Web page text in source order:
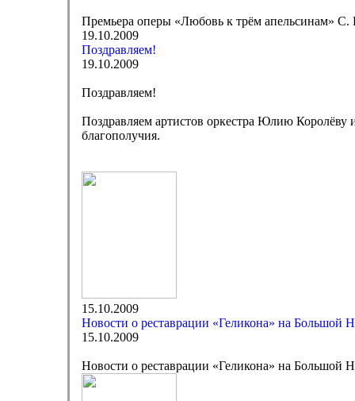
Премьера оперы «Любовь к трём апельсинам» С.
19.10.2009
Поздравляем!
19.10.2009
Поздравляем!
Поздравляем артистов оркестра Юлию
благополучия.
15.10.2009
Новости о реставрации «Геликона» на Большой
15.10.2009
Новости о реставрации «Геликона» на Большой